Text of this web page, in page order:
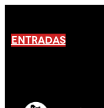
ENTRADAS